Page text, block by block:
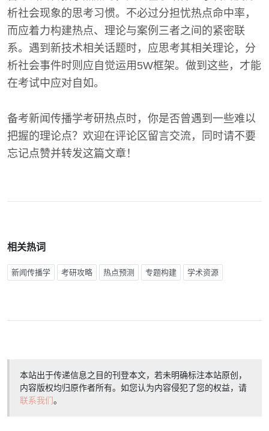
析社会现象的思考习惯。不必过分担忧热点命中率，
而应着力构建热点、理论与案例三者之间的紧密联
系。遇到新技术相关话题时，应思考其相关理论，分
析社会事件时则应自觉运用5W框架。做到这些，才能
在考试中应对自如。
备考新闻传播学考研热点时，你是否曾遇到一些难以
把握的理论点？欢迎在评论区留言交流，同时请不要
忘记点赞并转发这篇文章！
相关热词
新闻传播学 考研攻略 热点预测 专题构建 学术资源
本站出于传递信息之目的刊登本文，若未明确标注本站原创，
内容版权均归原作者所有。如您认为内容侵犯了您的权益，请
联系我们。